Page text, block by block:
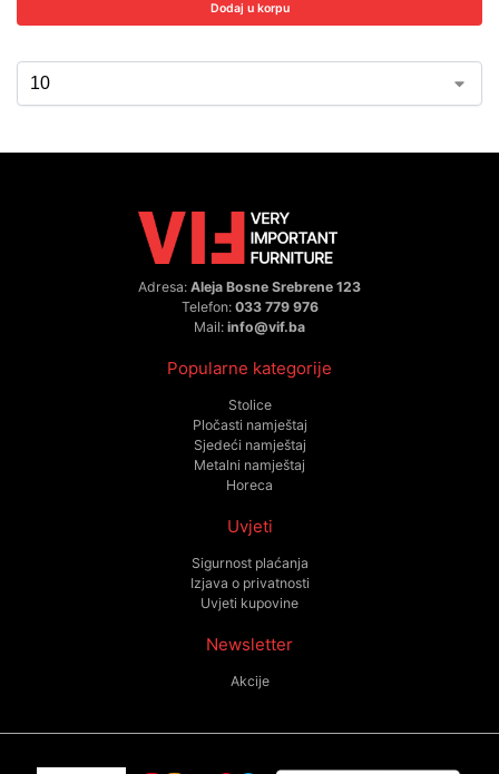
Dodaj u korpu
Adresa: Aleja Bosne Srebrene 123
Telefon: 033 779 976
Mail: info@vif.ba
Popularne kategorije
Stolice
Pločasti namještaj
Sjedeći namještaj
Metalni namještaj
Horeca
Uvjeti
Sigurnost plaćanja
Izjava o privatnosti
Uvjeti kupovine
Newsletter
Akcije